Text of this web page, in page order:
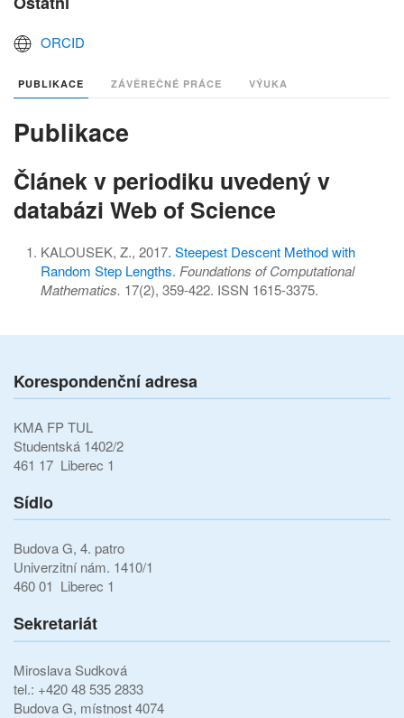
ORCID
PUBLIKACE ZÁVĚREČNÉ PRÁCE VÝUKA
Publikace
Článek v periodiku uvedený v
databázi Web of Science
KALOUSEK, Z., 2017. Steepest Descent Method with
Random Step Lengths. Foundations of Computational
Mathematics. 17(2), 359-422. ISSN 1615-3375.
Korespondenční adresa
KMA FP TUL
Studentská 1402/2
461 17 Liberec 1
Sídlo
Budova G, 4. patro
Univerzitní nám. 1410/1
460 01 Liberec 1
Sekretariát
Miroslava Sudková
tel.: +420 48 535 2833
Budova G, místnost 4074